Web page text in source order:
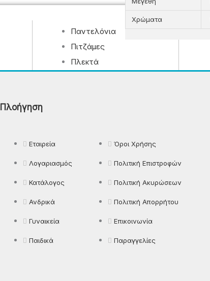
Παντελόνια
Πιτζάμες
Πλεκτά
Χρώματα
Πλοήγηση
Εταιρεία
Λογαριασμός
Κατάλογος
Ανδρικά
Γυναικεία
Παιδικά
Όροι Χρήσης
Πολιτική Επιστροφών
Πολιτική Ακυρώσεων
Πολιτική Απορρήτου
Επικοινωνία
Παραγγελίες